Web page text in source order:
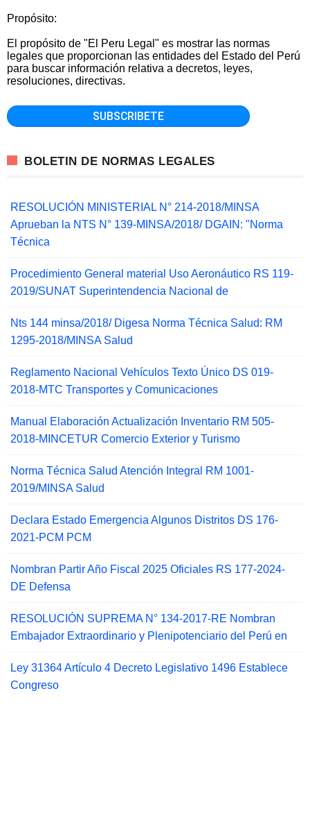
Propósito:
El propósito de "El Peru Legal" es mostrar las normas
legales que proporcionan las entidades del Estado del Perú
para buscar información relativa a decretos, leyes,
resoluciones, directivas.
BOLETIN DE NORMAS LEGALES
RESOLUCIÓN MINISTERIAL N° 214-2018/MINSA
Aprueban la NTS N° 139-MINSA/2018/ DGAIN: "Norma
Técnica
Procedimiento General material Uso Aeronáutico RS 119-
2019/SUNAT Superintendencia Nacional de
Nts 144 minsa/2018/ Digesa Norma Técnica Salud: RM
1295-2018/MINSA Salud
Reglamento Nacional Vehículos Texto Único DS 019-
2018-MTC Transportes y Comunicaciones
Manual Elaboración Actualización Inventario RM 505-
2018-MINCETUR Comercio Exterior y Turismo
Norma Técnica Salud Atención Integral RM 1001-
2019/MINSA Salud
Declara Estado Emergencia Algunos Distritos DS 176-
2021-PCM PCM
Nombran Partir Año Fiscal 2025 Oficiales RS 177-2024-
DE Defensa
RESOLUCIÓN SUPREMA N° 134-2017-RE Nombran
Embajador Extraordinario y Plenipotenciario del Perú en
Ley 31364 Artículo 4 Decreto Legislativo 1496 Establece
Congreso